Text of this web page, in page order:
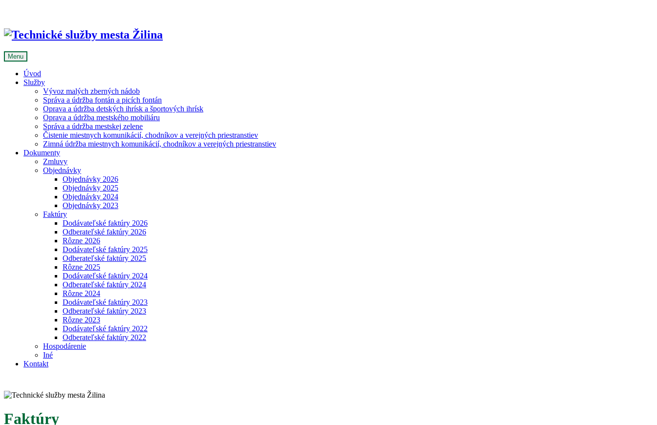
Menu
Úvod
Služby
Vývoz malých zberných nádob
Správa a údržba fontán a picích fontán
Oprava a údržba detských ihrísk a športových ihrísk
Oprava a údržba mestského mobiliáru
Správa a údržba mestskej zelene
Čistenie miestnych komunikácií, chodníkov a verejných priestranstiev
Zimná údržba miestnych komunikácií, chodníkov a verejných priestranstiev
Dokumenty
Zmluvy
Objednávky
Objednávky 2026
Objednávky 2025
Objednávky 2024
Objednávky 2023
Faktúry
Dodávateľské faktúry 2026
Odberateľské faktúry 2026
Rôzne 2026
Dodávateľské faktúry 2025
Odberateľské faktúry 2025
Rôzne 2025
Dodávateľské faktúry 2024
Odberateľské faktúry 2024
Rôzne 2024
Dodávateľské faktúry 2023
Odberateľské faktúry 2023
Rôzne 2023
Dodávateľské faktúry 2022
Odberateľské faktúry 2022
Hospodárenie
Iné
Kontakt
Faktúry